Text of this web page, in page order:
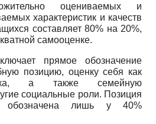
оцениваемых и
характеристик и качеств
составляет 80% на 20%,
самооценке.
прямое обозначение
позицию, оценку себя как
а также семейную
социальные роли. Позиция
обозначена лишь у 40%